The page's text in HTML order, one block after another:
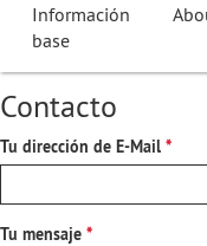
Información
base
Contacto
Tu dirección de E-Mail
Tu mensaje